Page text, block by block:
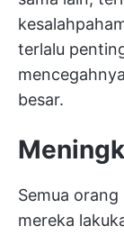
terlalu
besar.
Semua
mereka